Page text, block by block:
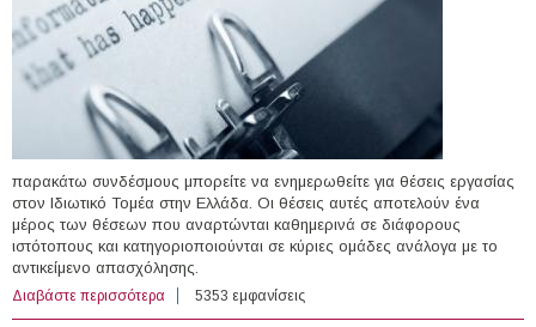
παρακάτω συνδέσμους μπορείτε να ενημερωθείτε για θέσεις εργασίας
στον Ιδιωτικό Τομέα στην Ελλάδα. Οι θέσεις αυτές αποτελούν ένα
μέρος των θέσεων που αναρτώνται καθημερινά σε διάφορους
ιστότοπους και κατηγοριοποιούνται σε κύριες ομάδες ανάλογα με το
αντικείμενο απασχόλησης.
Διαβάστε περισσότερα για 142 θέσεις εργασίας στον Ιδιωτικό Τομέα στην
Ελλάδα (30/01/2015)
5353 εμφανίσεις